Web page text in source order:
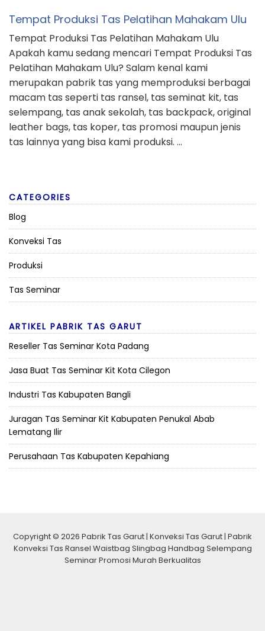
Tempat Produksi Tas Pelatihan Mahakam Ulu
Tempat Produksi Tas Pelatihan Mahakam Ulu
Apakah kamu sedang mencari Tempat Produksi Tas
Pelatihan Mahakam Ulu? Salam kenal kami
merupakan pabrik tas yang memproduksi berbagai
macam tas seperti tas ransel, tas seminat kit, tas
selempang, tas anak sekolah, tas backpack, original
leather bags, tas koper, tas promosi maupun jenis
tas lainnya yang bisa kami produksi. …
CATEGORIES
Blog
Konveksi Tas
Produksi
Tas Seminar
ARTIKEL PABRIK TAS GARUT
Reseller Tas Seminar Kota Padang
Jasa Buat Tas Seminar Kit Kota Cilegon
Industri Tas Kabupaten Bangli
Juragan Tas Seminar Kit Kabupaten Penukal Abab
Lematang Ilir
Perusahaan Tas Kabupaten Kepahiang
Copyright © 2026 Pabrik Tas Garut | Konveksi Tas Garut | Pabrik
Konveksi Tas Ransel Waistbag Slingbag Handbag Selempang
Seminar Promosi Murah Berkualitas